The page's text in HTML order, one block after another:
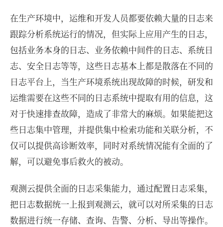
在生产环境中，运维和开发人员都要依赖大量的日志来
跟踪分析系统运行的情况，但实际上应用产生的日志，
包括业务本身的日志、业务依赖中间件的日志、系统日
志、安全日志等等，这些日志基本上都是散落在不同的
日志平台上，当生产环境系统出现故障的时候，研发和
运维需要在这些不同的日志系统中提取有用的信息，这
对于快速排查故障，造成了非常大的麻烦。如果能把这
些日志集中管理，并提供集中检索功能和关联分析，不
仅可以提供高诊断效率，同时对系统情况能有全面的了
解，可以避免事后救火的被动。
观测云提供全面的日志采集能力，通过配置日志采集，
把日志数据统一上报到观测云，就可以对所采集的日志
数据进行统一存储、查询、告警、分析、导出等操作。